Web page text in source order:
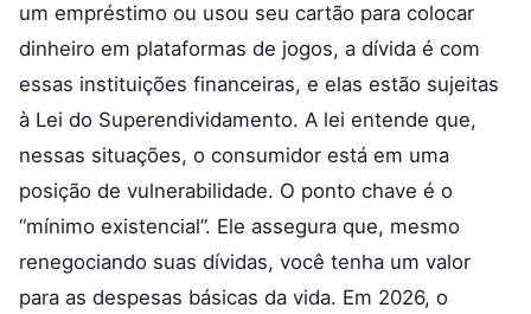
um empréstimo ou usou seu cartão para colocar
dinheiro em plataformas de jogos, a dívida é com
essas instituições financeiras, e elas estão sujeitas
à Lei do Superendividamento. A lei entende que,
nessas situações, o consumidor está em uma
posição de vulnerabilidade. O ponto chave é o
“mínimo existencial”. Ele assegura que, mesmo
renegociando suas dívidas, você tenha um valor
para as despesas básicas da vida. Em 2026, o